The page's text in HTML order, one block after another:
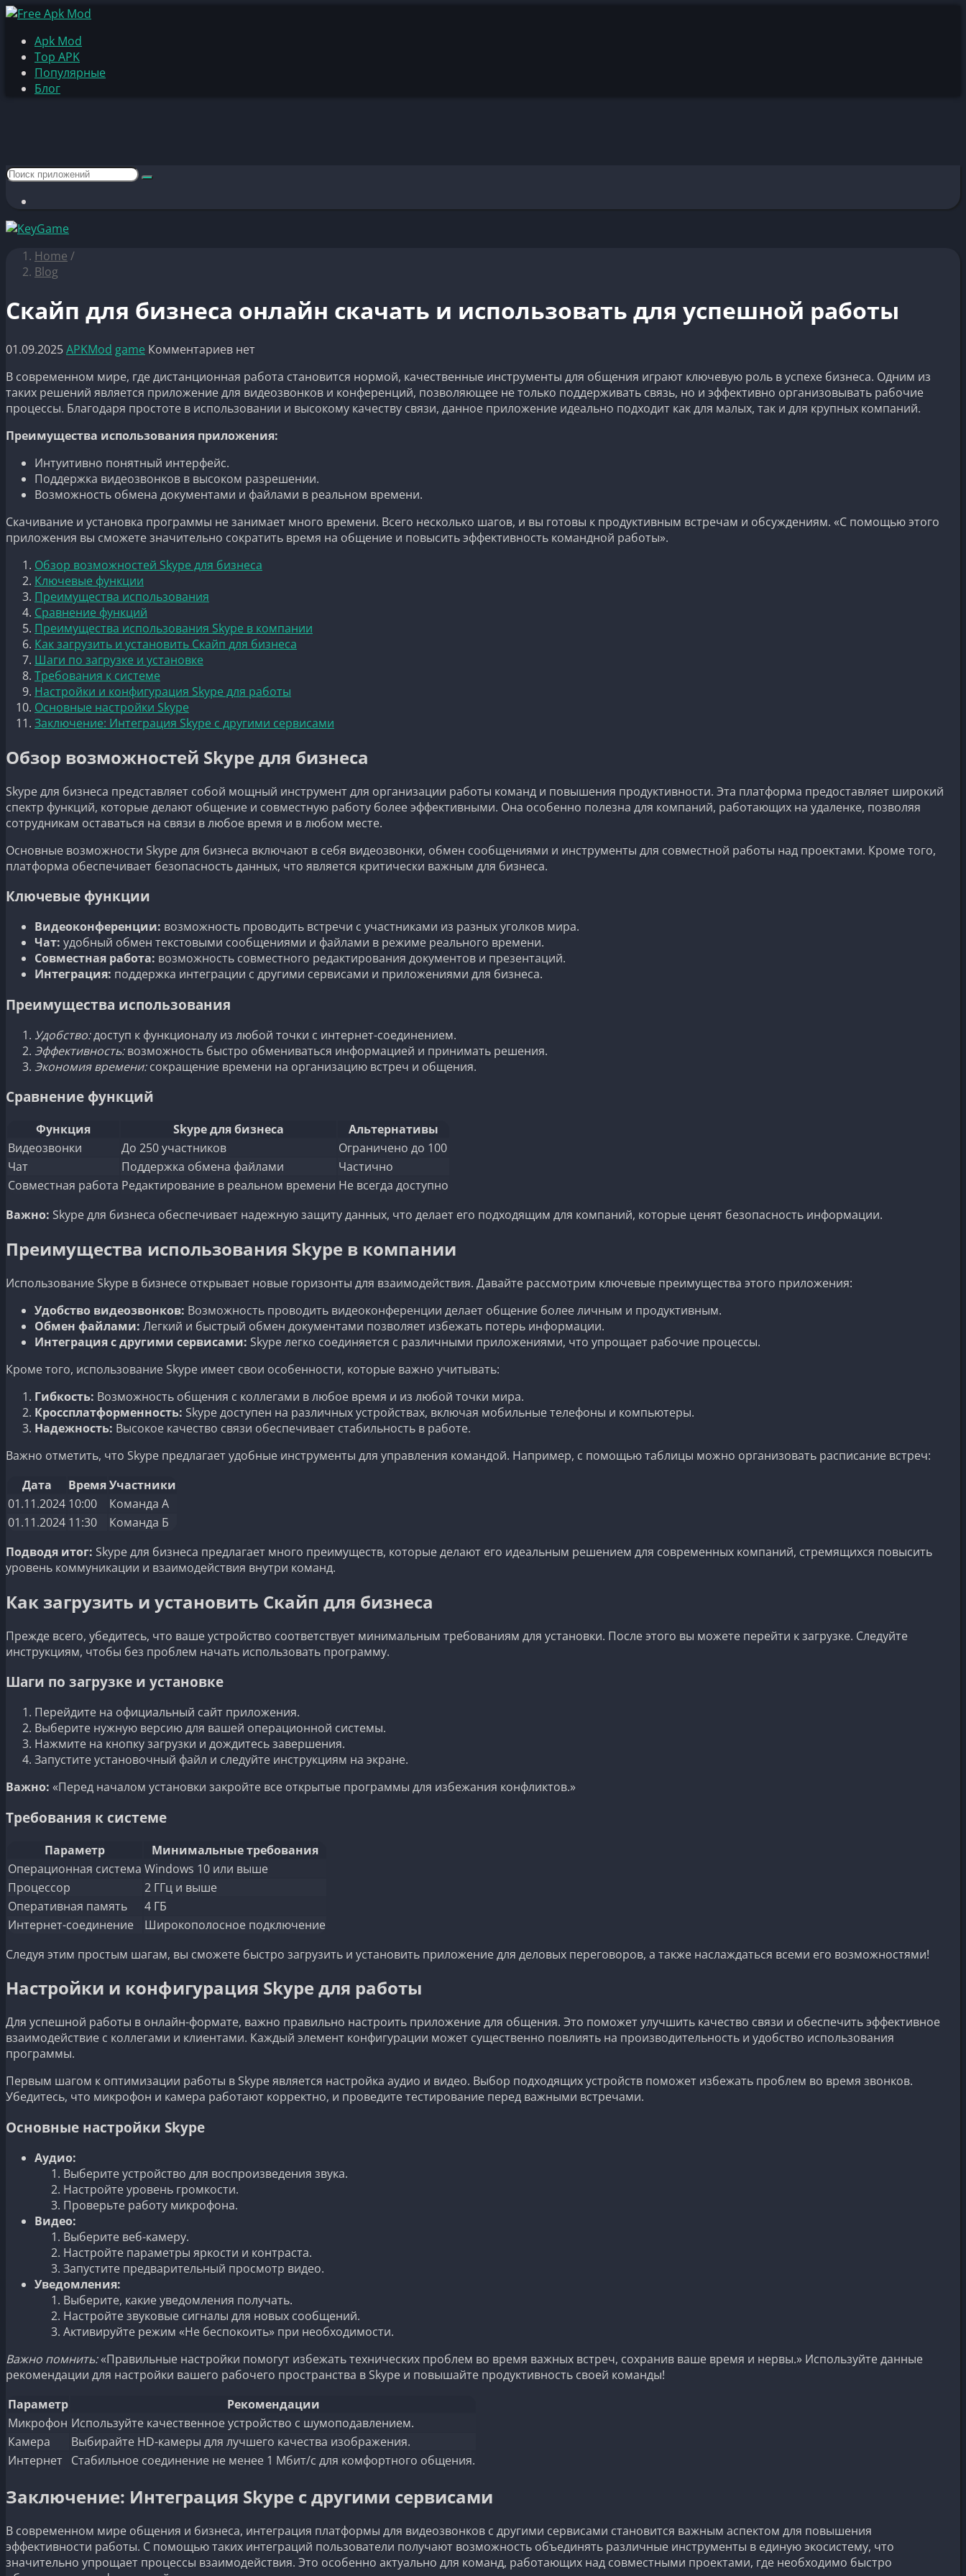
Apk Mod
Top APK
Популярные
Блог
Home /
Blog
Скайп для бизнеса онлайн скачать и использовать для успешной работы
01.09.2025APKMod game Комментариев нет
В современном мире, где дистанционная работа становится нормой, качественные инструменты для общения играют ключевую роль в успехе бизнеса. Одним из
таких решений является приложение для видеозвонков и конференций, позволяющее не только поддерживать связь, но и эффективно организовывать рабочие
процессы. Благодаря простоте в использовании и высокому качеству связи, данное приложение идеально подходит как для малых, так и для крупных компаний.
Преимущества использования приложения:
Интуитивно понятный интерфейс.
Поддержка видеозвонков в высоком разрешении.
Возможность обмена документами и файлами в реальном времени.
Скачивание и установка программы не занимает много времени. Всего несколько шагов, и вы готовы к продуктивным встречам и обсуждениям. «С помощью этого
приложения вы сможете значительно сократить время на общение и повысить эффективность командной работы».
Обзор возможностей Skype для бизнеса
Ключевые функции
Преимущества использования
Сравнение функций
Преимущества использования Skype в компании
Как загрузить и установить Скайп для бизнеса
Шаги по загрузке и установке
Требования к системе
Настройки и конфигурация Skype для работы
Основные настройки Skype
Заключение: Интеграция Skype с другими сервисами
Обзор возможностей Skype для бизнеса
Skype для бизнеса представляет собой мощный инструмент для организации работы команд и повышения продуктивности. Эта платформа предоставляет широкий
спектр функций, которые делают общение и совместную работу более эффективными. Она особенно полезна для компаний, работающих на удаленке, позволяя
сотрудникам оставаться на связи в любое время и в любом месте.
Основные возможности Skype для бизнеса включают в себя видеозвонки, обмен сообщениями и инструменты для совместной работы над проектами. Кроме того,
платформа обеспечивает безопасность данных, что является критически важным для бизнеса.
Ключевые функции
Видеоконференции: возможность проводить встречи с участниками из разных уголков мира.
Чат: удобный обмен текстовыми сообщениями и файлами в режиме реального времени.
Совместная работа: возможность совместного редактирования документов и презентаций.
Интеграция: поддержка интеграции с другими сервисами и приложениями для бизнеса.
Преимущества использования
Удобство:доступ к функционалу из любой точки с интернет-соединением.
Эффективность:возможность быстро обмениваться информацией и принимать решения.
Экономия времени:сокращение времени на организацию встреч и общения.
Сравнение функций
Функция Skype для бизнеса
Альтернативы
Видеозвонки
До 250 участников
Ограничено до 100
Чат
Поддержка обмена файлами
Частично
Совместная работа Редактирование в реальном времени Не всегда доступно
Важно: Skype для бизнеса обеспечивает надежную защиту данных, что делает его подходящим для компаний, которые ценят безопасность информации.
Преимущества использования Skype в компании
Использование Skype в бизнесе открывает новые горизонты для взаимодействия. Давайте рассмотрим ключевые преимущества этого приложения:
Удобство видеозвонков: Возможность проводить видеоконференции делает общение более личным и продуктивным.
Обмен файлами: Легкий и быстрый обмен документами позволяет избежать потерь информации.
Интеграция с другими сервисами: Skype легко соединяется с различными приложениями, что упрощает рабочие процессы.
Кроме того, использование Skype имеет свои особенности, которые важно учитывать:
Гибкость: Возможность общения с коллегами в любое время и из любой точки мира.
Кроссплатформенность: Skype доступен на различных устройствах, включая мобильные телефоны и компьютеры.
Надежность: Высокое качество связи обеспечивает стабильность в работе.
Важно отметить, что Skype предлагает удобные инструменты для управления командой. Например, с помощью таблицы можно организовать расписание встреч:
Дата
ВремяУчастники
01.11.2024 10:00
Команда А
01.11.2024 11:30
Команда Б
Подводя итог: Skype для бизнеса предлагает много преимуществ, которые делают его идеальным решением для современных компаний, стремящихся повысить
уровень коммуникации и взаимодействия внутри команд.
Как загрузить и установить Скайп для бизнеса
Прежде всего, убедитесь, что ваше устройство соответствует минимальным требованиям для установки. После этого вы можете перейти к загрузке. Следуйте
инструкциям, чтобы без проблем начать использовать программу.
Шаги по загрузке и установке
Перейдите на официальный сайт приложения.
Выберите нужную версию для вашей операционной системы.
Нажмите на кнопку загрузки и дождитесь завершения.
Запустите установочный файл и следуйте инструкциям на экране.
Важно: «Перед началом установки закройте все открытые программы для избежания конфликтов.»
Требования к системе
Параметр
Минимальные требования
Операционная система Windows 10 или выше
Процессор
2 ГГц и выше
Оперативная память
4 ГБ
Интернет-соединение
Широкополосное подключение
Следуя этим простым шагам, вы сможете быстро загрузить и установить приложение для деловых переговоров, а также наслаждаться всеми его возможностями!
Настройки и конфигурация Skype для работы
Для успешной работы в онлайн-формате, важно правильно настроить приложение для общения. Это поможет улучшить качество связи и обеспечить эффективное
взаимодействие с коллегами и клиентами. Каждый элемент конфигурации может существенно повлиять на производительность и удобство использования
программы.
Первым шагом к оптимизации работы в Skype является настройка аудио и видео. Выбор подходящих устройств поможет избежать проблем во время звонков.
Убедитесь, что микрофон и камера работают корректно, и проведите тестирование перед важными встречами.
Основные настройки Skype
Аудио:
Выберите устройство для воспроизведения звука.
Настройте уровень громкости.
Проверьте работу микрофона.
Видео:
Выберите веб-камеру.
Настройте параметры яркости и контраста.
Запустите предварительный просмотр видео.
Уведомления:
Выберите, какие уведомления получать.
Настройте звуковые сигналы для новых сообщений.
Активируйте режим «Не беспокоить» при необходимости.
Важно помнить:«Правильные настройки помогут избежать технических проблем во время важных встреч, сохранив ваше время и нервы.» Используйте данные
рекомендации для настройки вашего рабочего пространства в Skype и повышайте продуктивность своей команды!
Параметр
Рекомендации
Микрофон Используйте качественное устройство с шумоподавлением.
Камера
Выбирайте HD-камеры для лучшего качества изображения.
Интернет Стабильное соединение не менее 1 Мбит/с для комфортного общения.
Заключение: Интеграция Skype с другими сервисами
В современном мире общения и бизнеса, интеграция платформы для видеозвонков с другими сервисами становится важным аспектом для повышения
эффективности работы. С помощью таких интеграций пользователи получают возможность объединять различные инструменты в единую экосистему, что
значительно упрощает процессы взаимодействия. Это особенно актуально для команд, работающих над совместными проектами, где необходимо быстро